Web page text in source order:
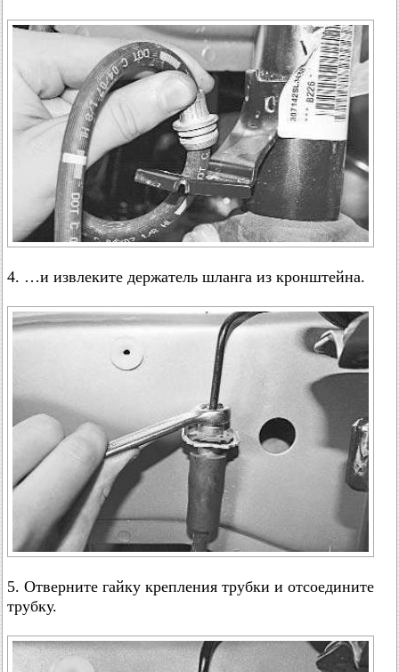
4. …и извлеките держатель шланга из кронштейна.
5. Отверните гайку крепления трубки и отсоедините
трубку.